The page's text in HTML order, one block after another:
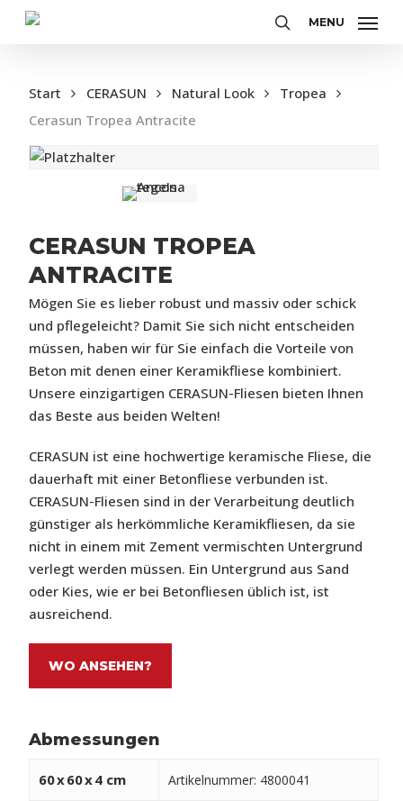
Skip
MENU
Start CERASUN Natural Look
Tropea
Cerasun Tropea Antracite
CERASUN TROPEA
ANTRACITE
Mögen Sie es lieber robust und massiv oder schick
und pflegeleicht? Damit Sie sich nicht entscheiden
müssen, haben wir für Sie einfach die Vorteile von
Beton mit denen einer Keramikfliese kombiniert.
Unsere einzigartigen CERASUN-Fliesen bieten Ihnen
das Beste aus beiden Welten!
CERASUN ist eine hochwertige keramische Fliese, die
dauerhaft mit einer Betonfliese verbunden ist.
CERASUN-Fliesen sind in der Verarbeitung deutlich
günstiger als herkömmliche Keramikfliesen, da sie
nicht in einem mit Zement vermischten Untergrund
verlegt werden müssen. Ein Untergrund aus Sand
oder Kies, wie er bei Betonfliesen üblich ist, ist
ausreichend.
WO ANSEHEN?
Abmessungen
60x60x4 cm Artikelnummer: 4800041